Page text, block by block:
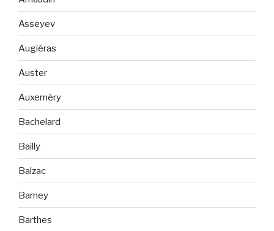
Asseyev
Augiéras
Auster
Auxeméry
Bachelard
Bailly
Balzac
Barney
Barthes